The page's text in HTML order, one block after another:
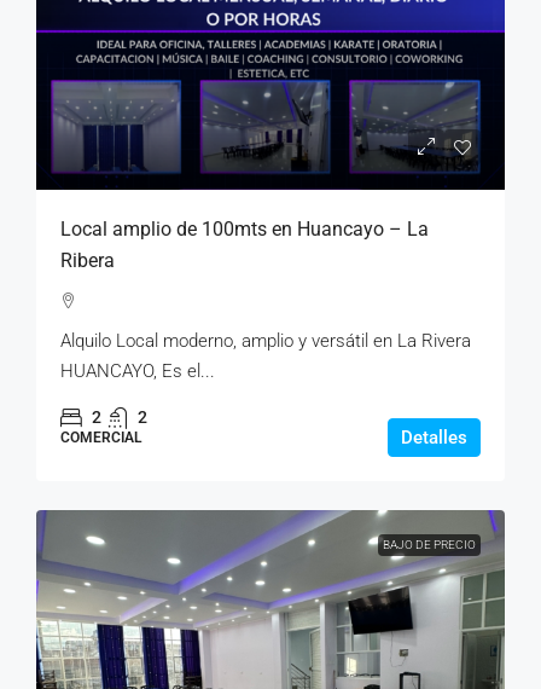
Local amplio de 100mts en Huancayo – La
Ribera
Alquilo Local moderno, amplio y versátil en La Rivera
HUANCAYO, Es el...
2 2
COMERCIAL Detalles
BAJO DE PRECIO